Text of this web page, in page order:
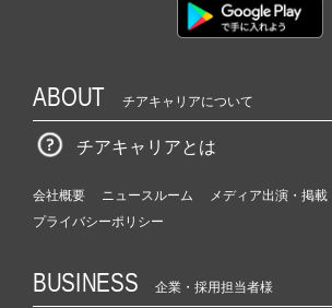
ABOUT チアキャリアについて
チアキャリアとは
会社概要 ニュースルーム
メディア出演・掲載
プライバシーポリシー
BUSINESS 企業・採用担当者様